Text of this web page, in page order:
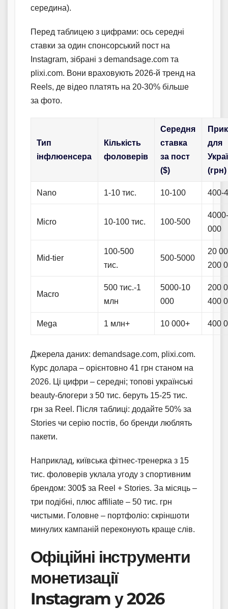
середина).
Перед таблицею з цифрами: ось середні
ставки за один спонсорський пост на
Instagram, зібрані з demandsage.com та
plixi.com. Вони враховують 2026-й тренд на
Reels, де відео платять на 20-30% більше
за фото.
Тип
інфлюенсера
Кількість
фоловерів
Середня
ставка
за пост
($)
для
(грн)
Nano 1-10 тис. 10-100 400-
Micro 10-100 тис. 100-500
000
Mid-tier
100-500
тис.
500-5000
20
200
Macro
500 тис.-1
млн
5000-10
000
200
400
Mega 1 млн+ 10 000+ 400
Джерела даних: demandsage.com, plixi.com.
Курс долара – орієнтовно 41 грн станом на
2026. Ці цифри – середні; топові українські
beauty-блогери з 50 тис. беруть 15-25 тис.
грн за Reel. Після таблиці: додайте 50% за
Stories чи серію постів, бо бренди люблять
пакети.
Наприклад, київська фітнес-тренерка з 15
тис. фоловерів уклала угоду з спортивним
брендом: 300$ за Reel + Stories. За місяць –
три подібні, плюс affiliate – 50 тис. грн
чистыми. Головне – портфоліо: скріншоти
минулих кампаній переконують краще слів.
Офіційні інструменти
монетизації
Instagram у 2026